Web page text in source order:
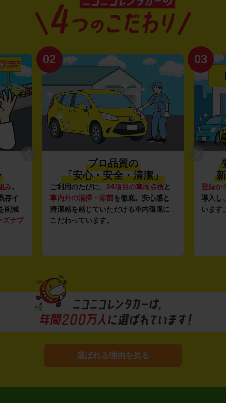
み。
存イ
削減
ズナブ
02
プロ品質の
「安心・安全・清潔」
ご利用のたびに、 24項目の車両点検と
車内外の清掃・除菌を徹底。安心感と
清潔感を感じていただける車内環境に
こだわっています。
03
登録か
導入し
います
選ばれる理由を見る